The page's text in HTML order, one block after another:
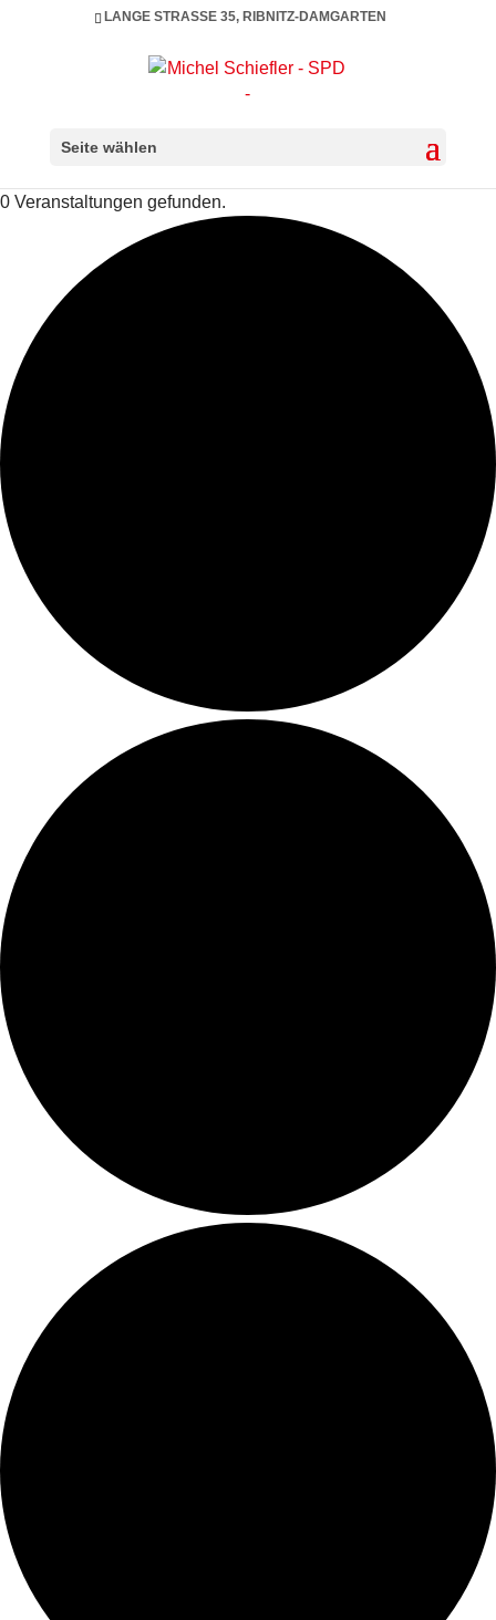
LANGE STRASSE 35, RIBNITZ-DAMGARTEN
Seite wählen
0 Veranstaltungen gefunden.